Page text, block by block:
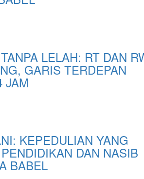
LELAH: RT DAN
GARIS TERDEPAN
JAM
KEPEDULIAN YANG
DAN NASIB
BABEL